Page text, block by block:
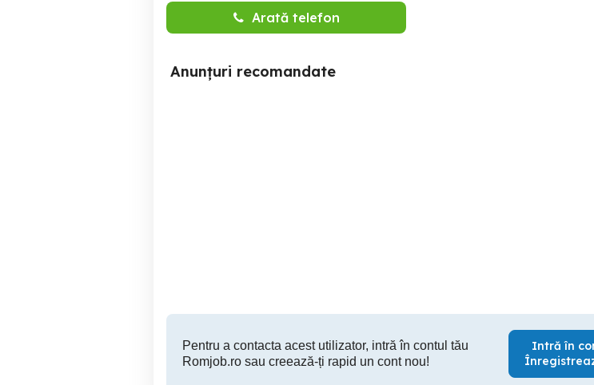
Arată telefon
Anunțuri recomandate
Pentru a contacta acest utilizator, intră în contul tău
Romjob.ro sau creează-ți rapid un cont nou!
Intră în